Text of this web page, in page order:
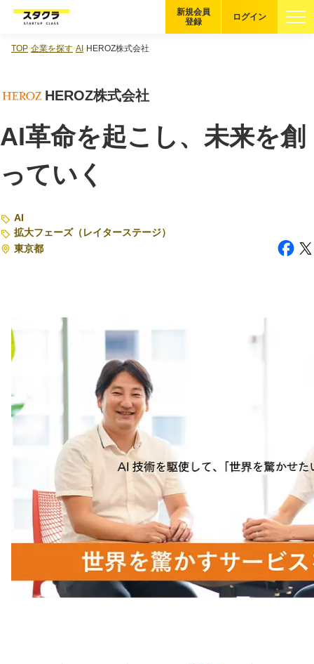
企業を探す
適性診断 無料・5分
スタクラが選ばれる理由
紹介する企業について
イベント・セミナー
CEOインタビュー
大学発スタートアップ
導入事例
お問い合わせ
ログイン
新規会員
登録
TOP 企業を探す AI HEROZ株式会社
HEROZ株式会社
AI革命を起こし、未来を創
っていく
AI
拡大フェーズ（レイターステージ）
東京都